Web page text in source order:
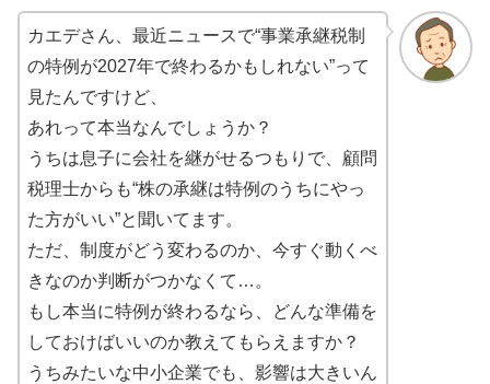
カエデさん、最近ニュースで“事業承継税制
の特例が2027年で終わるかもしれない”って
見たんですけど、
あれって本当なんでしょうか？
うちは息子に会社を継がせるつもりで、顧問
税理士からも“株の承継は特例のうちにやっ
た方がいい”と聞いてます。
ただ、制度がどう変わるのか、今すぐ動くべ
きなのか判断がつかなくて…。
もし本当に特例が終わるなら、どんな準備を
しておけばいいのか教えてもらえますか？
うちみたいな中小企業でも、影響は大きいん